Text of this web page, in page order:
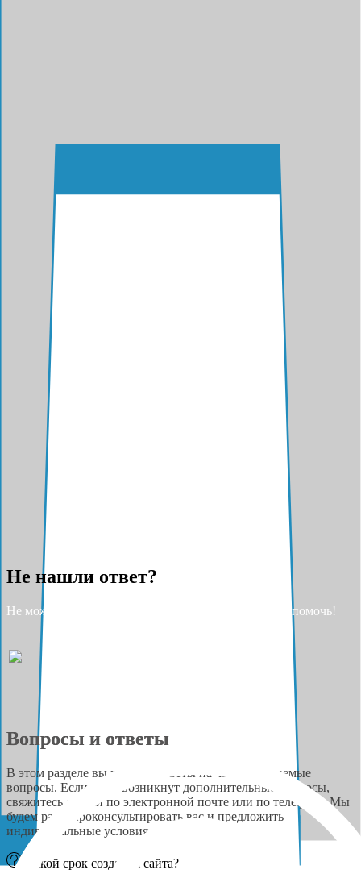
Не нашли ответ?
Не можете найти ответ на свой вопрос? Разрешите помочь!
Вопросы и ответы
В этом разделе вы найдёте ответы на часто задаваемые
вопросы. Если у вас возникнут дополнительные вопросы,
свяжитесь с нами по электронной почте или по телефону. Мы
будем рады проконсультировать вас и предложить
индивидуальные условия сотрудничества.
Какой срок создания сайта?